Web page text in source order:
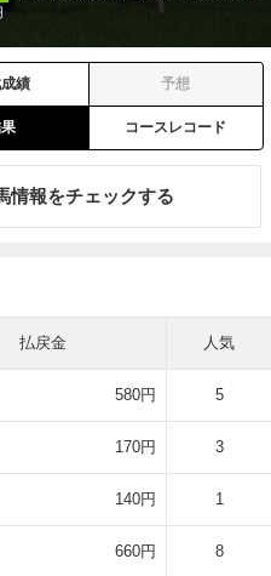
績 予想
コースレコード
情報をチェックする
払戻金 人気
580円 5
170円 3
140円 1
660円 8